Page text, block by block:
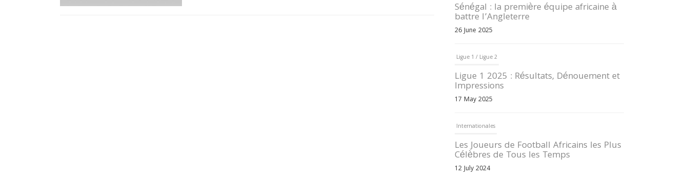
Sénégal : la première équipe africaine à
battre l’Angleterre
26 June 2025
Ligue 1 / Ligue 2
Ligue 1 2025 : Résultats, Dénouement et
Impressions
17 May 2025
Internationales
Les Joueurs de Football Africains les Plus
Célèbres de Tous les Temps
12 July 2024